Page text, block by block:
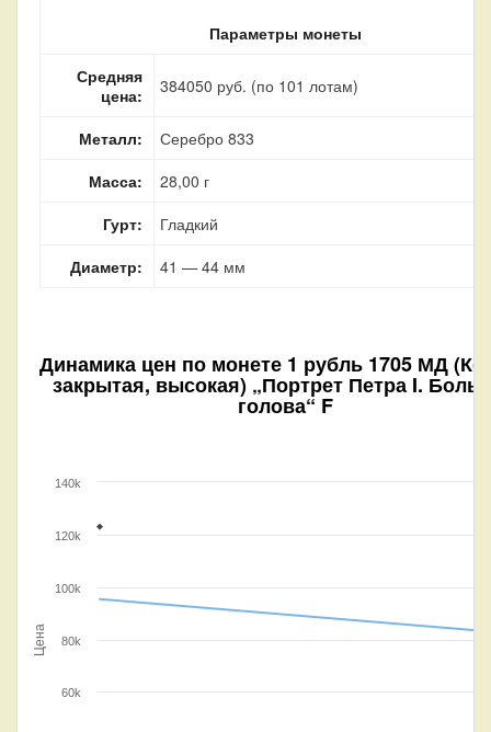
Параметры монеты
Средняя
цена:
384050 руб. (по 101 лотам)
Металл:
Серебро 833
Масса:
28,00 г
Гурт:
Гладкий
Диаметр:
41 — 44 мм
Динамика цен по монете 1 рубль 1705 МД
закрытая, высокая) „Портрет Петра I.
голова“ F
Цена
60k
80k
100k
120k
140k